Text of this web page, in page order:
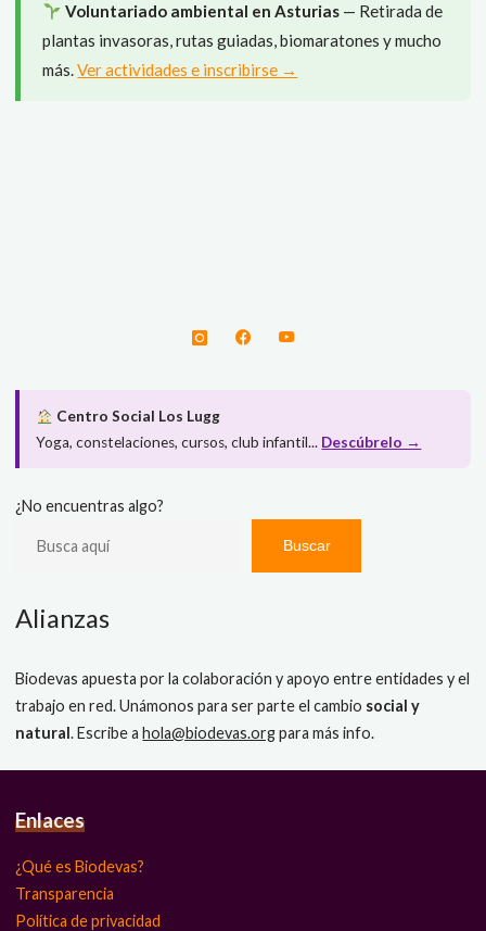
Voluntariado ambiental en Asturias— Retirada de
plantas invasoras, rutas guiadas, biomaratones y mucho
más.Ver actividades e inscribirse →
Centro Social Los Lugg
Yoga, constelaciones, cursos, club infantil... Descúbrelo →
¿No encuentras algo?
Buscar
Alianzas
Biodevas apuesta por la colaboración y apoyo entre entidades y el
trabajo en red. Unámonos para ser parte el cambio social y
natural. Escribe ahola@biodevas.orgpara más info.
Enlaces
¿Qué es Biodevas?
Transparencia
Política de privacidad